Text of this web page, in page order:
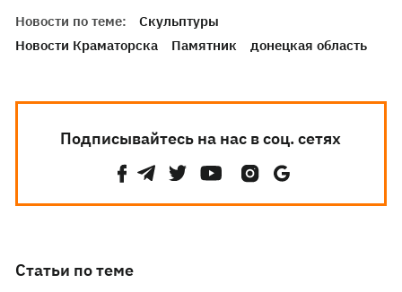
Новости по теме:
Скульптуры
Новости Краматорска
Памятник донецкая область
Подписывайтесь на нас в соц. сетях
Статьи по теме